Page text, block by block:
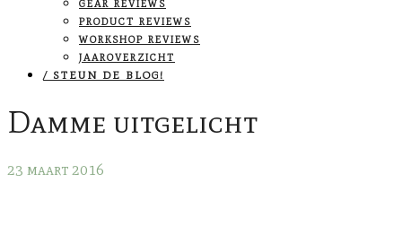
GEAR REVIEWS
PRODUCT REVIEWS
WORKSHOP REVIEWS
JAAROVERZICHT
/ STEUN DE BLOG!
Damme uitgelicht
23 maart 2016